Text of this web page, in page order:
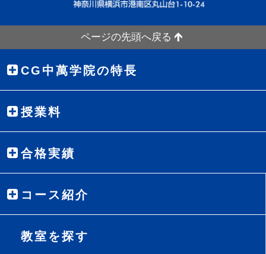
ページの先頭へ戻る
CG中萬学院の特長
授業料
合格実績
コース紹介
教室を探す